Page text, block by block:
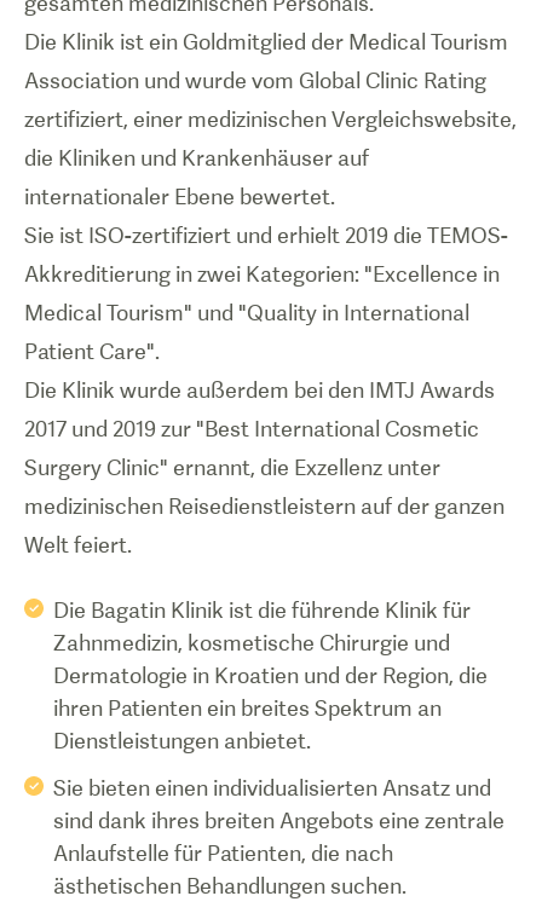
Die Klinik ist ein Goldmitglied der Medical Tourism
Association und wurde vom Global Clinic Rating
zertifiziert, einer medizinischen Vergleichswebsite,
die Kliniken und Krankenhäuser auf
internationaler Ebene bewertet.
Sie ist ISO-zertifiziert und erhielt 2019 die TEMOS-
Akkreditierung in zwei Kategorien: "Excellence in
Medical Tourism" und "Quality in International
Patient Care".
Die Klinik wurde außerdem bei den IMTJ Awards
2017 und 2019 zur "Best International Cosmetic
Surgery Clinic" ernannt, die Exzellenz unter
medizinischen Reisedienstleistern auf der ganzen
Welt feiert.
Die Bagatin Klinik ist die führende Klinik für
Zahnmedizin, kosmetische Chirurgie und
Dermatologie in Kroatien und der Region, die
ihren Patienten ein breites Spektrum an
Dienstleistungen anbietet.
Sie bieten einen individualisierten Ansatz und
sind dank ihres breiten Angebots eine zentrale
Anlaufstelle für Patienten, die nach
ästhetischen Behandlungen suchen.